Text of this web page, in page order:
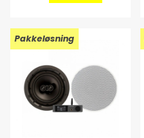
Pakkeløsning